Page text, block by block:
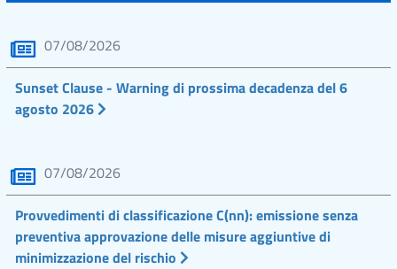
07/08/2026
Sunset Clause - Warning di prossima decadenza del 6
agosto 2026
07/08/2026
Provvedimenti di classificazione C(nn): emissione senza
preventiva approvazione delle misure aggiuntive di
minimizzazione del rischio